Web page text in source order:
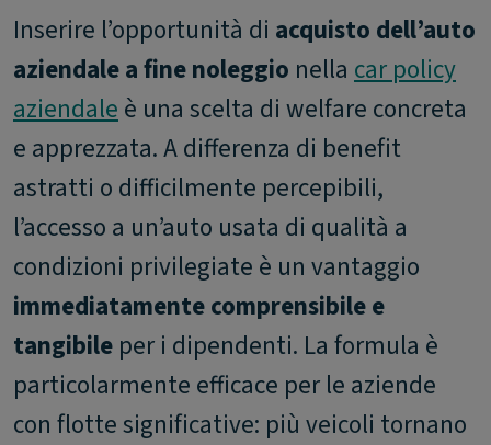
Inserire l’opportunità di acquisto dell’auto
aziendale a fine noleggio nella car policy
aziendale è una scelta di welfare concreta
e apprezzata. A differenza di benefit
astratti o difficilmente percepibili,
l’accesso a un’auto usata di qualità a
condizioni privilegiate è un vantaggio
immediatamente comprensibile e
tangibile per i dipendenti. La formula è
particolarmente efficace per le aziende
con flotte significative: più veicoli tornano